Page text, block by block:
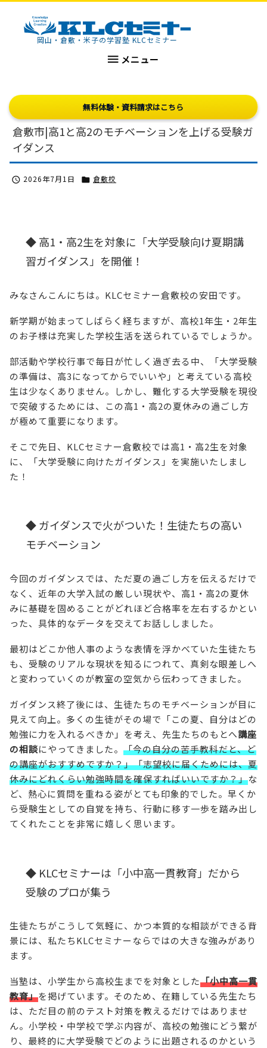
KLCセミナー岡山・倉敷・米子の学習塾 KLCセミナー
 メニュー
無料体験・資料請求はこちら
倉敷市|高1と高2のモチベーションを上げる受験ガ
イダンス
 2026年7月1日  倉敷校
◆ 高1・高2生を対象に「大学受験向け夏期講
習ガイダンス」を開催！
みなさんこんにちは。KLCセミナー倉敷校の安田です。
新学期が始まってしばらく経ちますが、高校1年生・2年生
のお子様は充実した学校生活を送られているでしょうか。
部活動や学校行事で毎日が忙しく過ぎ去る中、「大学受験
の準備は、高3になってからでいいや」と考えている高校
生は少なくありません。しかし、難化する大学受験を現役
で突破するためには、この高1・高2の夏休みの過ごし方
が極めて重要になります。
そこで先日、KLCセミナー倉敷校では高1・高2生を対象
に、「大学受験に向けたガイダンス」を実施いたしまし
た！
◆ ガイダンスで火がついた！生徒たちの高い
モチベーション
今回のガイダンスでは、ただ夏の過ごし方を伝えるだけで
なく、近年の大学入試の厳しい現状や、高1・高2の夏休
みに基礎を固めることがどれほど合格率を左右するかとい
った、具体的なデータを交えてお話ししました。
最初はどこか他人事のような表情を浮かべていた生徒たち
も、受験のリアルな現状を知るにつれて、真剣な眼差しへ
と変わっていくのが教室の空気から伝わってきました。
ガイダンス終了後には、生徒たちのモチベーションが目に
見えて向上。多くの生徒がその場で「この夏、自分はどの
勉強に力を入れるべきか」を考え、先生たちのもとへ講座
の相談にやってきました。 「今の自分の苦手教科だと、ど
の講座がおすすめですか？」「志望校に届くためには、夏
休みにどれくらい勉強時間を確保すればいいですか？」な
ど、熱心に質問を重ねる姿がとても印象的でした。早くか
ら受験生としての自覚を持ち、行動に移す一歩を踏み出し
てくれたことを非常に嬉しく思います。
◆ KLCセミナーは「小中高一貫教育」だから
受験のプロが集う
生徒たちがこうして気軽に、かつ本質的な相談ができる背
景には、私たちKLCセミナーならではの大きな強みがあり
ます。
当塾は、小学生から高校生までを対象とした「小中高一貫
教育」を掲げています。そのため、在籍している先生たち
は、ただ目の前のテスト対策を教えるだけではありませ
ん。小学校・中学校で学ぶ内容が、高校の勉強にどう繋が
り、最終的に大学受験でどのように出題されるのかという